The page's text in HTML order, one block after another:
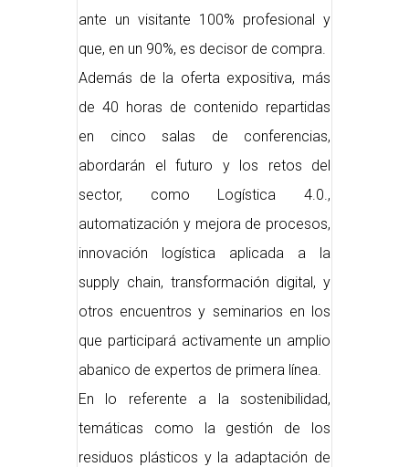
ante un visitante 100% profesional y
que, en un 90%, es decisor de compra.
Además de la oferta expositiva, más
de 40 horas de contenido repartidas
en cinco salas de conferencias,
abordarán el futuro y los retos del
sector, como Logística 4.0.,
automatización y mejora de procesos,
innovación logística aplicada a la
supply chain, transformación digital, y
otros encuentros y seminarios en los
que participará activamente un amplio
abanico de expertos de primera línea.
En lo referente a la sostenibilidad,
temáticas como la gestión de los
residuos plásticos y la adaptación de